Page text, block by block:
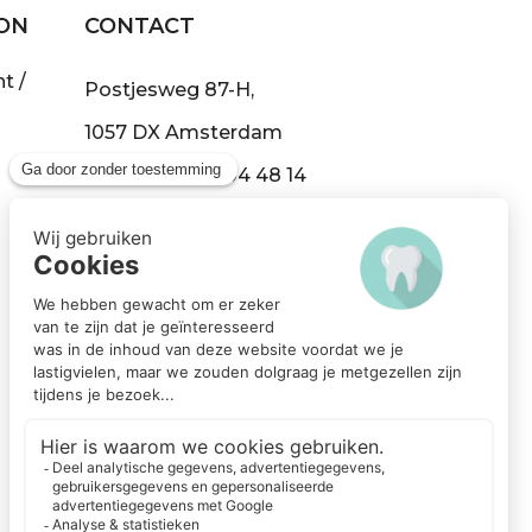
mijn vorige tandarts, en blij
/
CONTACT
Postjesweg 87-H,
1057 DX Amsterdam
Tel:+31 (0)20 304 48 14